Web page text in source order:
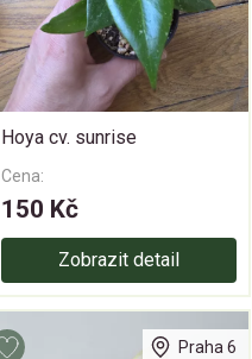
Hoya cv. sunrise
Cena:
150 Kč
Zobrazit detail
Praha 6